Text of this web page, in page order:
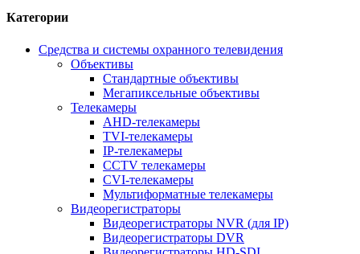
Категории
Средства и системы охранного телевидения
Объективы
Стандартные объективы
Мегапиксельные объективы
Телекамеры
AHD-телекамеры
TVI-телекамеры
IP-телекамеры
CCTV телекамеры
CVI-телекамеры
Мультиформатные телекамеры
Видеорегистраторы
Видеорегистраторы NVR (для IP)
Видеорегистраторы DVR